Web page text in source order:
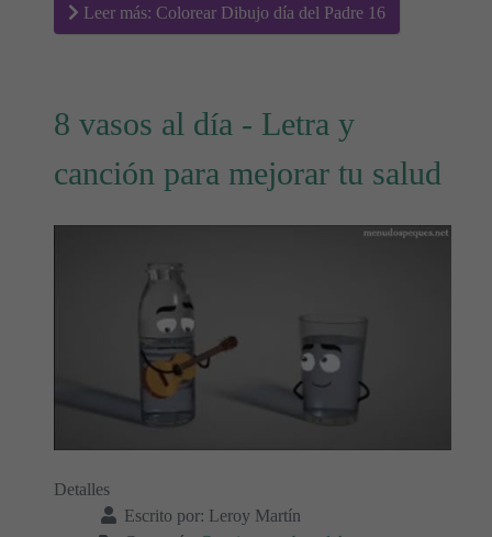
Leer más: Colorear Dibujo día del Padre 16
8 vasos al día - Letra y
canción para mejorar tu salud
Detalles
Escrito por: Leroy Martín